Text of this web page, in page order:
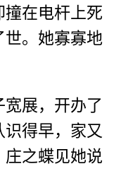
撞在电杆上死
世。她寡寡地
展，开办了
得早，家又
庄之蝶见她说